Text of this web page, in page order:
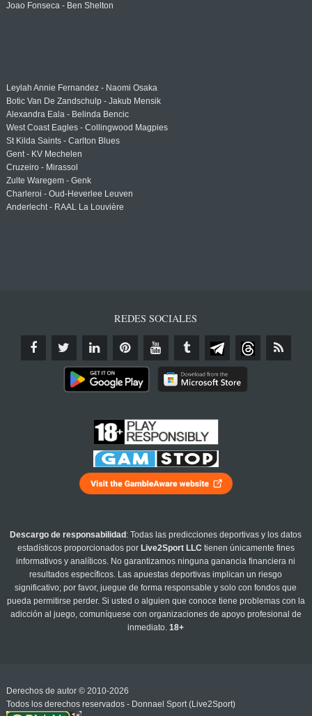
Joao Fonseca - Ben Shelton
Leylah Annie Fernandez - Naomi Osaka
Botic Van De Zandschulp - Jakub Mensik
Alexandra Eala - Belinda Bencic
West Coast Eagles - Collingwood Magpies
St Kilda Saints - Carlton Blues
Gent - KV Mechelen
Cruzeiro - Mirassol
Zulte Waregem - Genk
Charleroi - Oud-Heverlee Leuven
Anderlecht - RAAL La Louvière
REDES SOCIALES
Descargo de responsabilidad : Todas las predicciones deportivas y los datos
estadísticos proporcionados por Live2Sport LLC tienen únicamente fines
informativos y analíticos. No garantizamos ninguna ganancia financiera ni
resultados específicos. Las apuestas deportivas implican un riesgo
significativo; por favor, juegue de forma responsable y solo con fondos que
pueda permitirse perder. Si usted o alguien que conoce tiene problemas con la
adicción al juego, comuníquese con organizaciones de apoyo profesional de
inmediato.18+
Derechos de autor © 2010-2026
Todos los derechos reservados - Donnael Sport (Live2Sport)